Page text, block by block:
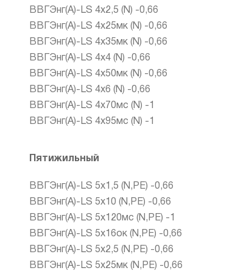
ВВГЭнг(А)-LS 4х2,5 (N) -0,66
ВВГЭнг(А)-LS 4х25мк (N) -0,66
ВВГЭнг(А)-LS 4х35мк (N) -0,66
ВВГЭнг(А)-LS 4х4 (N) -0,66
ВВГЭнг(А)-LS 4х50мк (N) -0,66
ВВГЭнг(А)-LS 4х6 (N) -0,66
ВВГЭнг(А)-LS 4х70мс (N) -1
ВВГЭнг(А)-LS 4х95мс (N) -1
Пятижильный
ВВГЭнг(А)-LS 5х1,5 (N,PE) -0,66
ВВГЭнг(А)-LS 5х10 (N,PE) -0,66
ВВГЭнг(А)-LS 5х120мс (N,PE) -1
ВВГЭнг(А)-LS 5х16ок (N,PE) -0,66
ВВГЭнг(А)-LS 5х2,5 (N,PE) -0,66
ВВГЭнг(А)-LS 5х25мк (N,PE) -0,66